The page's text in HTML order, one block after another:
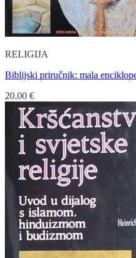
RELIGIJA
Biblijski priručnik: mala
20.00 €